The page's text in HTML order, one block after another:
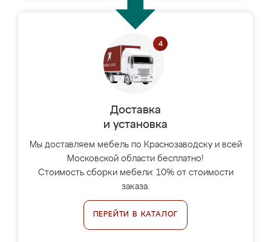
Доставка
и установка
Мы доставляем мебель по Краснозаводску и всей
Московской области бесплатно!
Стоимость сборки мебели: 10% от стоимости
заказа.
ПЕРЕЙТИ В КАТАЛОГ